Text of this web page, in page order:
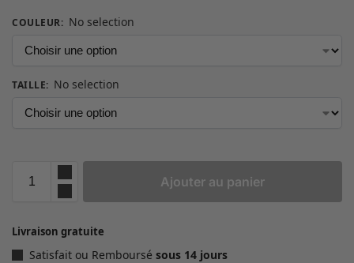
COULEUR: No selection
TAILLE: No selection
Ajouter au panier
Livraison gratuite
Satisfait ou Remboursé sous 14 jours